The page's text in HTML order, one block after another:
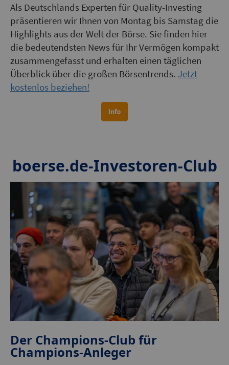
Als Deutschlands Experten für Quality-Investing
präsentieren wir Ihnen von Montag bis Samstag die
Highlights aus der Welt der Börse. Sie finden hier
die bedeutendsten News für Ihr Vermögen kompakt
zusammengefasst und erhalten einen täglichen
Überblick über die großen Börsentrends. Jetzt
kostenlos beziehen!
boerse.de-Investoren-Club
Der Champions-Club für
Champions-Anleger